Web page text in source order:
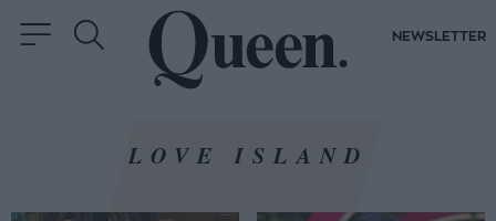
NEWSLETTER
LOVE ISLAND